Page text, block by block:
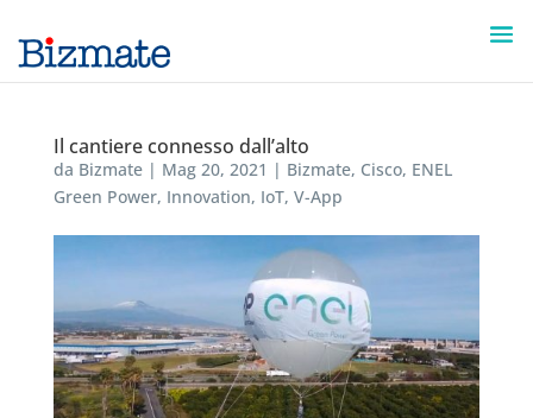
Il cantiere connesso dall’alto
da Bizmate| Mag 20, 2021 | Bizmate, Cisco, ENEL
Green Power, Innovation, IoT, V-App